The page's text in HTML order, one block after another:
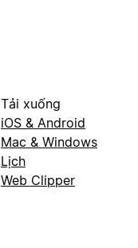
Tải xuống
iOS & Android
Mac & Windows
Lịch
Web Clipper